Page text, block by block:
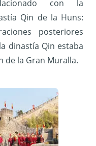
con la
Qin de la Huns:
posteriores
dinastía Qin estaba
de la Gran Muralla.